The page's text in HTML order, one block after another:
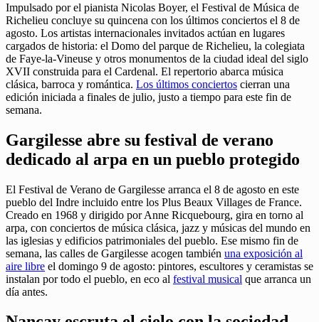
Impulsado por el pianista Nicolas Boyer, el Festival de Música de
Richelieu concluye su quincena con los últimos conciertos el 8 de
agosto. Los artistas internacionales invitados actúan en lugares
cargados de historia: el Domo del parque de Richelieu, la colegiata
de Faye-la-Vineuse y otros monumentos de la ciudad ideal del siglo
XVII construida para el Cardenal. El repertorio abarca música
clásica, barroca y romántica. Los últimos conciertos cierran una
edición iniciada a finales de julio, justo a tiempo para este fin de
semana.
Gargilesse abre su festival de verano
dedicado al arpa en un pueblo protegido
El Festival de Verano de Gargilesse arranca el 8 de agosto en este
pueblo del Indre incluido entre los Plus Beaux Villages de France.
Creado en 1968 y dirigido por Anne Ricquebourg, gira en torno al
arpa, con conciertos de música clásica, jazz y músicas del mundo en
las iglesias y edificios patrimoniales del pueblo. Ese mismo fin de
semana, las calles de Gargilesse acogen también una exposición al
aire libre el domingo 9 de agosto: pintores, escultores y ceramistas se
instalan por todo el pueblo, en eco al festival musical que arranca un
día antes.